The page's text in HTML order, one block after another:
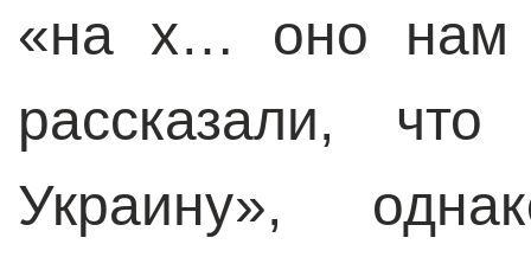
«на х… оно нам
рассказали,
Украину»,